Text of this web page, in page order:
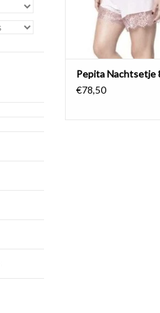
Pepita Nachtsetje
€78,50